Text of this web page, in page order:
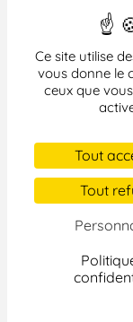
Ce site utilise
vous donne le
ceux que
Tout
Tout
Note de lecture, 1
Livre recensé :
– Ce que les
Serge Paugam,
Naudet. Seuil